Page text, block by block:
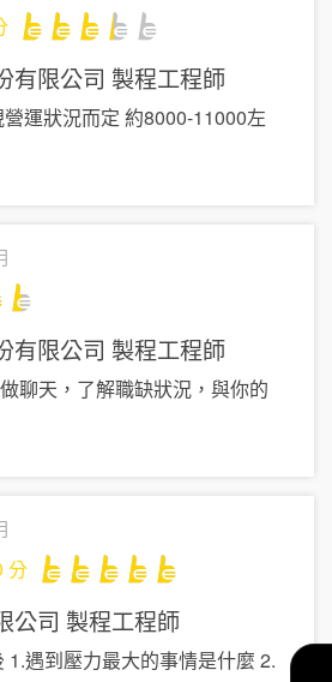
有限公司 製程工程師
運狀況而定 約8000-11000左
有限公司 製程工程師
聊天，了解職缺狀況，與你的
分
公司 製程工程師
1.遇到壓力最大的事情是什麼 2.